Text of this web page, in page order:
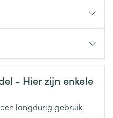
aortaklep
shock (een
hartinfarct.
1 x /dag
1 x /dag
innemen, tijdens of
Frans
- Hier zijn enkele
langdurig gebruik